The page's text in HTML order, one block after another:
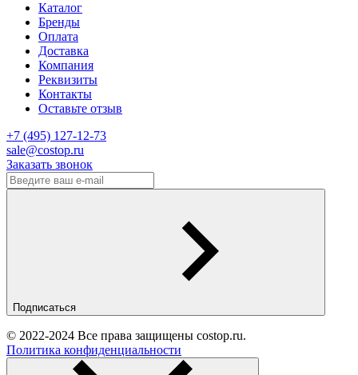
Каталог
Бренды
Оплата
Доставка
Компания
Реквизиты
Контакты
Оставьте отзыв
‎+7 (495) 127-12-73
sale@costop.ru
Заказать звонок
Подписаться
© 2022-2024 Все права защищены costop.ru.
Политика конфиденциальности